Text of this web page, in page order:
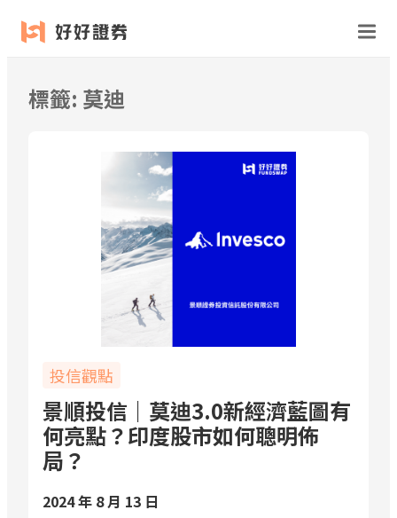
跳
至
標籤: 莫迪
投信觀點
景順投信｜莫迪3.0新經濟藍圖有
何亮點？印度股市如何聰明佈
局？
2024 年 8 月 13 日